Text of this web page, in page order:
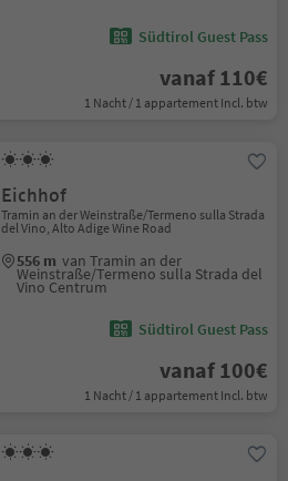
Südtirol Guest Pass
vanaf 110€
1 Nacht / 1 appartement Incl. btw
Eichhof
Tramin an der Weinstraße/Termeno sulla Strada
del Vino, Alto Adige Wine Road
556 m van Tramin an der
Weinstraße/Termeno sulla Strada del
Vino Centrum
Südtirol Guest Pass
vanaf 100€
1 Nacht / 1 appartement Incl. btw